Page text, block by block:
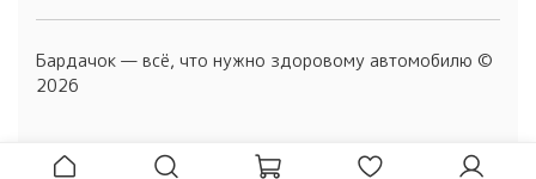
Бардачок — всё, что нужно здоровому автомобилю ©
2026